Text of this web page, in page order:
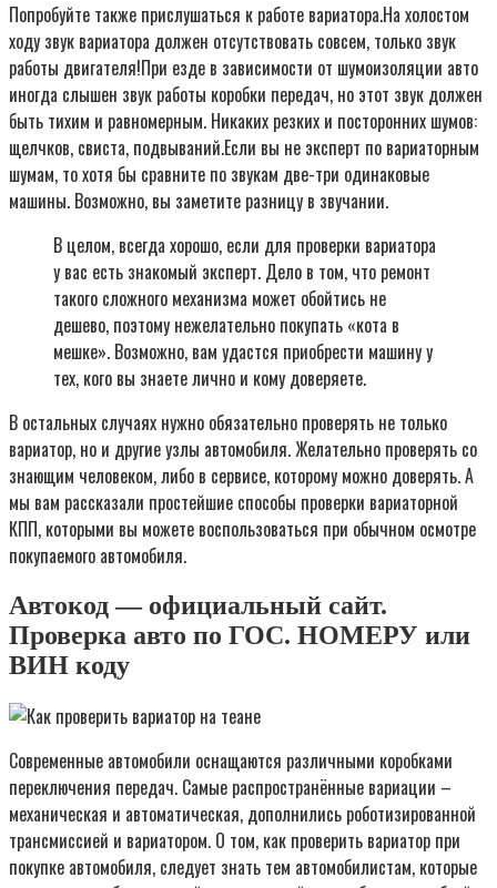
Попробуйте также прислушаться к работе вариатора.На холостом
ходу звук вариатора должен отсутствовать совсем, только звук
работы двигателя!При езде в зависимости от шумоизоляции авто
иногда слышен звук работы коробки передач, но этот звук должен
быть тихим и равномерным. Никаких резких и посторонних шумов:
щелчков, свиста, подвываний.Если вы не эксперт по вариаторным
шумам, то хотя бы сравните по звукам две-три одинаковые
машины. Возможно, вы заметите разницу в звучании.
В целом, всегда хорошо, если для проверки вариатора
у вас есть знакомый эксперт. Дело в том, что ремонт
такого сложного механизма может обойтись не
дешево, поэтому нежелательно покупать «кота в
мешке». Возможно, вам удастся приобрести машину у
тех, кого вы знаете лично и кому доверяете.
В остальных случаях нужно обязательно проверять не только
вариатор, но и другие узлы автомобиля. Желательно проверять со
знающим человеком, либо в сервисе, которому можно доверять. А
мы вам рассказали простейшие способы проверки вариаторной
КПП, которыми вы можете воспользоваться при обычном осмотре
покупаемого автомобиля.
Автокод — официальный сайт.
Проверка авто по ГОС. НОМЕРУ или
ВИН коду
Современные автомобили оснащаются различными коробками
переключения передач. Самые распространённые вариации –
механическая и автоматическая, дополнились роботизированной
трансмиссией и вариатором. О том, как проверить вариатор при
покупке автомобиля, следует знать тем автомобилистам, которые